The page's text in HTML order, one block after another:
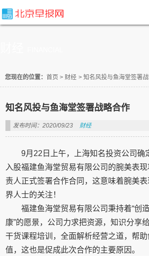
您现在的位置： 首页 > 财经 > 知名风投与鱼海堂签署
知名风投与鱼海堂签署战略合作
发布时间：2020/09/23 财经
9月22日上午，上海知名投资公司确
入股福建鱼海堂贸易有限公司的腕美表
责人正式签署合作合同，这意味着腕美
界人士的关注！
福建鱼海堂贸易有限公司秉持着“创
康”的愿景，公司力求把资源，知识分享
干货课程培训，全面解析经营之道，帮
值，这也是促成此次合作的主要原因。